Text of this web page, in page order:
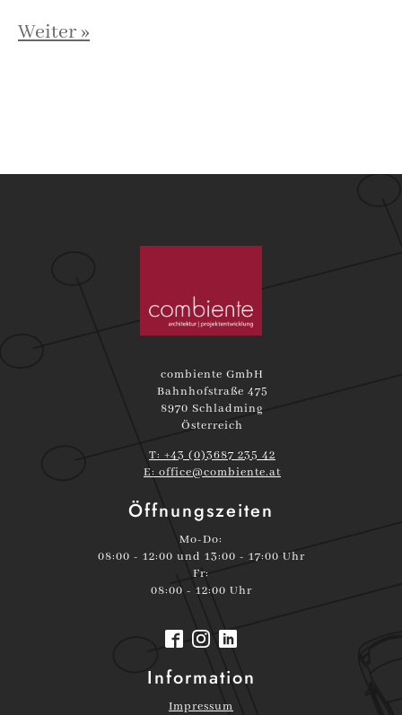
Weiter »
combiente GmbH
Bahnhofstraße 475
8970 Schladming
Österreich
T: +43 (0)3687 235 42
E: office@combiente.at
Öffnungszeiten
Mo-Do:
08:00 - 12:00 und 13:00 - 17:00 Uhr
Fr:
08:00 - 12:00 Uhr
Information
Impressum